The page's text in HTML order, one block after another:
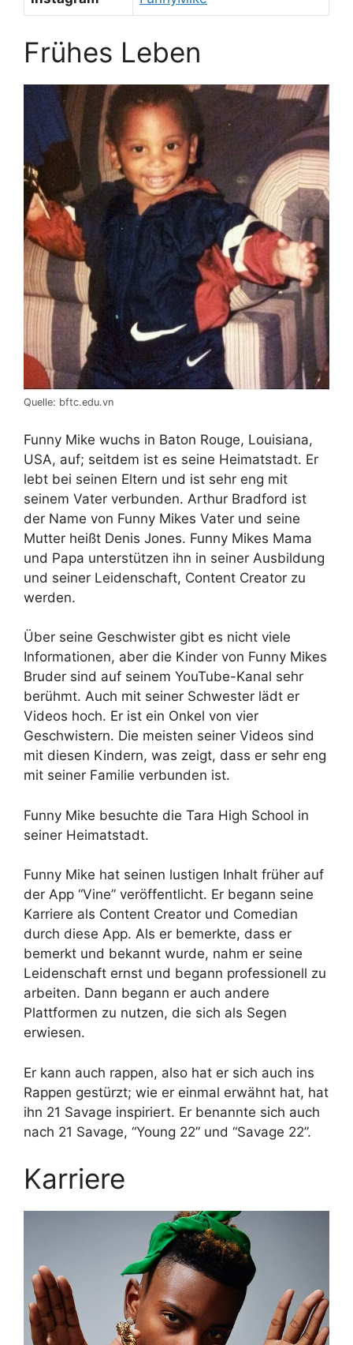
Frühes Leben
Quelle: bftc.edu.vn
Funny Mike wuchs in Baton Rouge, Louisiana,
USA, auf; seitdem ist es seine Heimatstadt. Er
lebt bei seinen Eltern und ist sehr eng mit
seinem Vater verbunden. Arthur Bradford ist
der Name von Funny Mikes Vater und seine
Mutter heißt Denis Jones. Funny Mikes Mama
und Papa unterstützen ihn in seiner Ausbildung
und seiner Leidenschaft, Content Creator zu
werden.
Über seine Geschwister gibt es nicht viele
Informationen, aber die Kinder von Funny Mikes
Bruder sind auf seinem YouTube-Kanal sehr
berühmt. Auch mit seiner Schwester lädt er
Videos hoch. Er ist ein Onkel von vier
Geschwistern. Die meisten seiner Videos sind
mit diesen Kindern, was zeigt, dass er sehr eng
mit seiner Familie verbunden ist.
Funny Mike besuchte die Tara High School in
seiner Heimatstadt.
Funny Mike hat seinen lustigen Inhalt früher auf
der App “Vine” veröffentlicht. Er begann seine
Karriere als Content Creator und Comedian
durch diese App. Als er bemerkte, dass er
bemerkt und bekannt wurde, nahm er seine
Leidenschaft ernst und begann professionell zu
arbeiten. Dann begann er auch andere
Plattformen zu nutzen, die sich als Segen
erwiesen.
Er kann auch rappen, also hat er sich auch ins
Rappen gestürzt; wie er einmal erwähnt hat, hat
ihn 21 Savage inspiriert. Er benannte sich auch
nach 21 Savage, “Young 22” und “Savage 22”.
Karriere